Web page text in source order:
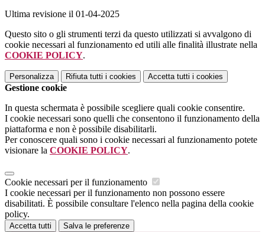
Ultima revisione il 01-04-2025
Questo sito o gli strumenti terzi da questo utilizzati si avvalgono di
cookie necessari al funzionamento ed utili alle finalità illustrate nella
COOKIE POLICY.
Personalizza Rifiuta tutti i cookies Accetta tutti i cookies
Gestione cookie
In questa schermata è possibile scegliere quali cookie consentire.
I cookie necessari sono quelli che consentono il funzionamento della
piattaforma e non è possibile disabilitarli.
Per conoscere quali sono i cookie necessari al funzionamento potete
visionare la COOKIE POLICY.
Cookie necessari per il funzionamento
I cookie necessari per il funzionamento non possono essere
disabilitati. È possibile consultare l'elenco nella pagina della cookie
policy.
Accetta tutti Salva le preferenze